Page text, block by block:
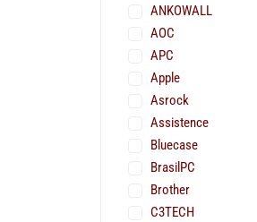
ANKOWALL
AOC
APC
Apple
Asrock
Assistence
Bluecase
BrasilPC
Brother
C3TECH